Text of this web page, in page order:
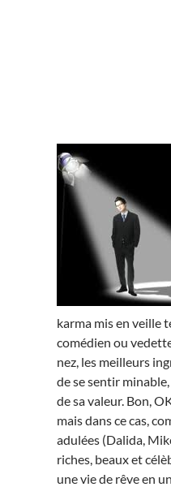
karma mis en veille
comédien ou
nez, les meilleurs
de se sentir
de sa valeur. Bon,
mais dans ce cas,
adulées (Dalida,
riches, beaux et
une vie de rêve en